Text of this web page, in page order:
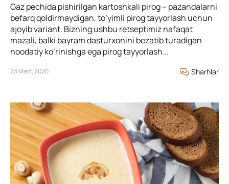
Gaz pechida pishirilgan kartoshkali pirog – pazandalarni
befarq qoldirmaydigan, to’yimli pirog tayyorlash uchun
ajoyib variant. Bizning ushbu retseptimiz nafaqat
mazali, balki bayram dasturxonini bezatib turadigan
noodatiy ko’rinishga ega pirog tayyorlash...
23 Mart, 2020 Sharhlar